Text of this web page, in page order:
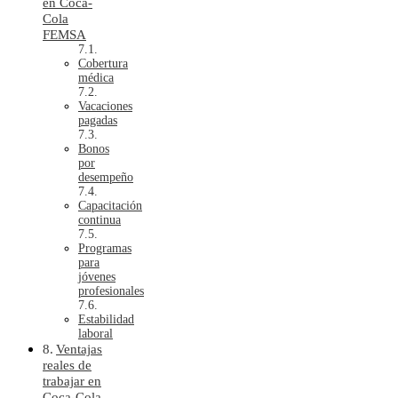
Cola
FEMSA
Cobertura
médica
Vacaciones
pagadas
Bonos
por
desempeño
Capacitación
continua
Programas
para
jóvenes
profesionales
Estabilidad
laboral
Ventajas
reales de
trabajar en